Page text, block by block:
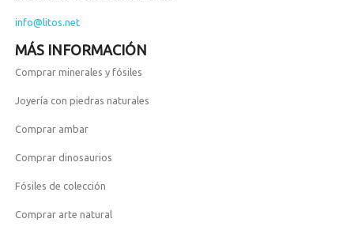
info@litos.net
MÁS INFORMACIÓN
Comprar minerales y fósiles
Joyería con piedras naturales
Comprar ambar
Comprar dinosaurios
Fósiles de colección
Comprar arte natural